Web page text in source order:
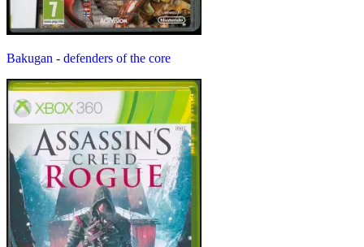
Bakugan - defenders of the core